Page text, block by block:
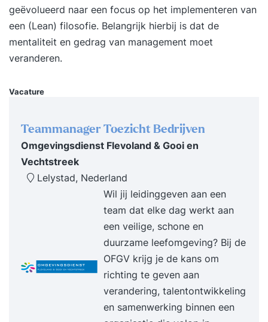
resultaat De opleiding is inclusief alle faciliteiten:
eten, drinken, het cursusmateriaal, formats die je
zelf kunt gebruiken, het boek 'Lean Six Sigma'
van Noordhoff Uitgevers, dat geschreven is door
onderwijs. Verder krijg je een voucher voor het
geëvolueerd naar een focus op het implementeren van
een (Lean) filosofie. Belangrijk hierbij is dat de
mentaliteit en gedrag van management moet
veranderen.
Vacature
Teammanager Toezicht Bedrijven
Omgevingsdienst Flevoland & Gooi en
Vechtstreek
Lelystad, Nederland
Wil jij leidinggeven aan een
team dat elke dag werkt aan
een veilige, schone en
duurzame leefomgeving? Bij de
OFGV krijg je de kans om
richting te geven aan
verandering, talentontwikkeling
en samenwerking binnen een